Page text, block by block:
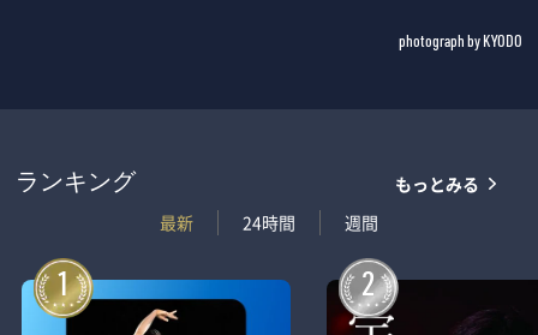
photograph by KYODO
ランキング
最新
24時間 週間
もっとみる
1 2